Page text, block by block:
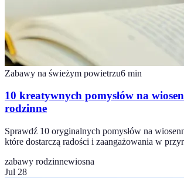
Zabawy na świeżym powietrzu6 min
10 kreatywnych pomysłów na
rodzinne
Sprawdź 10 oryginalnych pomysłów na
które dostarczą radości i zaangażowania w
zabawy rodzinnewiosna
Jul 28